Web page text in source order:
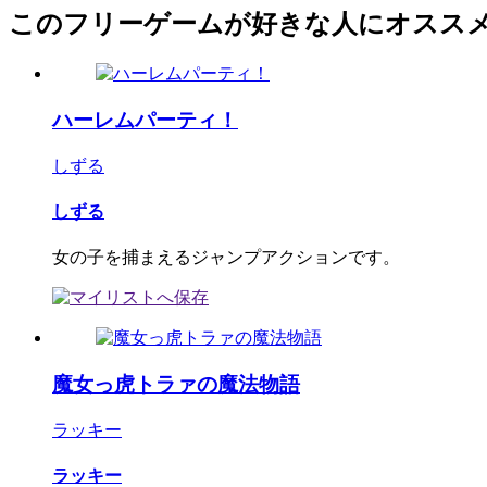
このフリーゲームが好きな人にオスス
ハーレムパーティ！
しずる
しずる
女の子を捕まえるジャンプアクションです。
魔女っ虎トラァの魔法物語
ラッキー
ラッキー